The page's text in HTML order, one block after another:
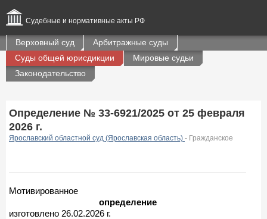
Судебные и нормативные акты РФ
Верховный суд
Арбитражные суды
Суды общей юрисдикции
Мировые судьи
Законодательство
Определение № 33-6921/2025 от 25 февраля
2026 г.
Ярославский областной суд (Ярославская область) - Гражданское
Мотивированное
определение
изготовлено 26.02.2026 г.